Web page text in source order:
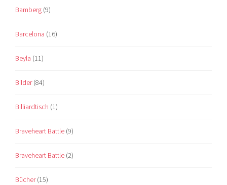
Bamberg (9)
Barcelona (16)
Beyla (11)
Bilder(84)
Billiardtisch (1)
Braveheart Battle (9)
Braveheart Battle (2)
Bücher(15)